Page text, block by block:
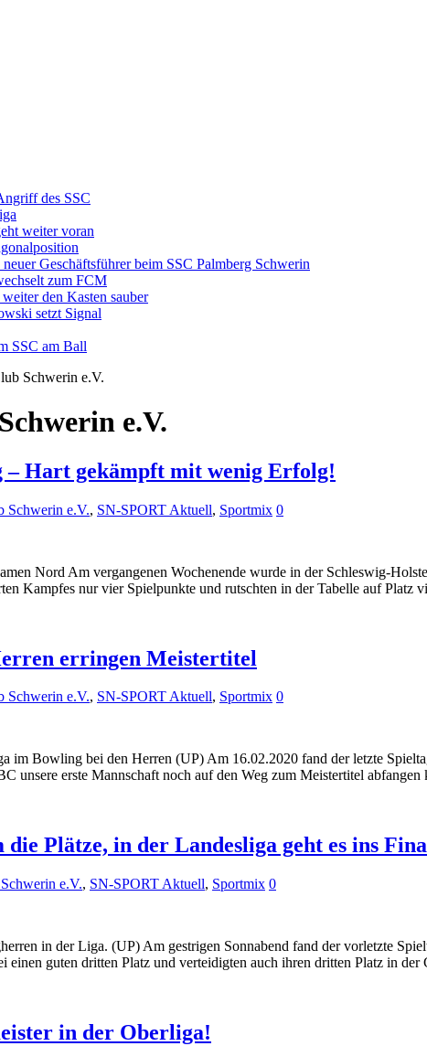
des SSC
weiter voran
Geschäftsführer beim SSC Palmberg Schwerin
zum FCM
den Kasten sauber
setzt Signal
SSC am Ball
Schwerin e.V.
e.V.
– Hart gekämpft mit wenig Erfolg!
Schwerin e.V., SN-SPORT Aktuell, Sportmix 0
Nord Am vergangenen Wochenende wurde in der Schleswig-
Kampfes nur vier Spielpunkte und rutschten in der Tabelle auf Platz
erringen Meistertitel
Schwerin e.V., SN-SPORT Aktuell, Sportmix 0
im Bowling bei den Herren (UP) Am 16.02.2020 fand der letzte
unsere erste Mannschaft noch auf den Weg zum Meistertitel
Plätze, in der Landesliga geht es ins
e.V., SN-SPORT Aktuell, Sportmix 0
in der Liga. (UP) Am gestrigen Sonnabend fand der vorletzte
einen guten dritten Platz und verteidigten auch ihren dritten Platz in
in der Oberliga!